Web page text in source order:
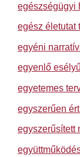
egészségügyi
egész életutat
egyéni
egyenlő
egyetemes
egyszerűen
egyszerűsített